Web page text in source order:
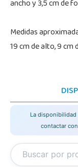
ancho y 3,5 cm de
Medidas
19 cm de alto, 9 cm
La disponibilidad
contactar